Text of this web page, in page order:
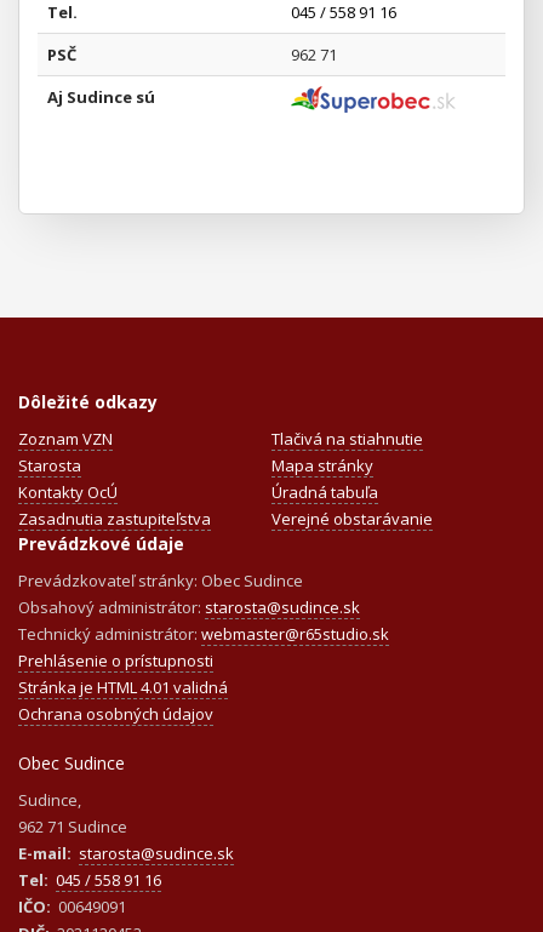
Tel.
045 / 558 91 16
PSČ
962 71
Aj Sudince sú
Dôležité odkazy
Zoznam VZN
Tlačivá na stiahnutie
Starosta
Mapa stránky
Kontakty OcÚ
Úradná tabuľa
Zasadnutia zastupiteľstva
Verejné obstarávanie
Prevádzkové údaje
Prevádzkovateľ stránky: Obec Sudince
Obsahový administrátor: starosta@sudince.sk
Technický administrátor: webmaster@r65studio.sk
Prehlásenie o prístupnosti
Stránka je HTML 4.01 validná
Ochrana osobných údajov
Obec Sudince
Sudince,
962 71 Sudince
E-mail: starosta@sudince.sk
Tel: 045 / 558 91 16
IČO: 00649091